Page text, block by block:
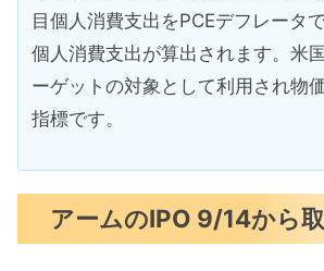
目個人消費支出をPCEデフレータ
個人消費支出が算出されます。米
ーゲットの対象として利用され物
指標です。
アームのIPO 9/14から